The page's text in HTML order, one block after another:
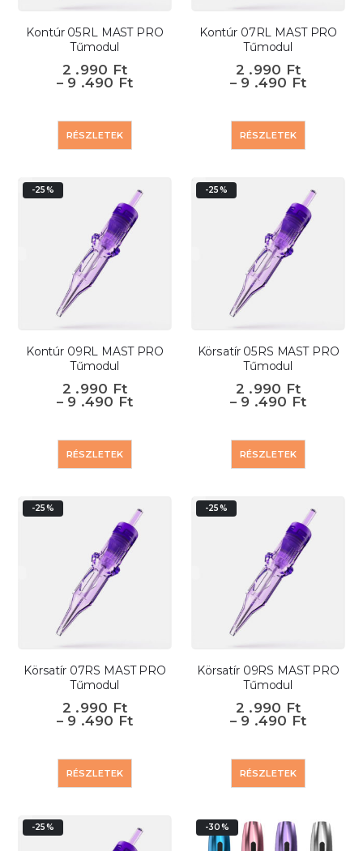
Kontúr 05RL MAST PRO
Tűmodul
2 .990 Ft
– 9 .490 Ft
RÉSZLETEK
Kontúr 07RL MAST PRO
Tűmodul
2 .990 Ft
– 9 .490 Ft
RÉSZLETEK
-25%
Kontúr 09RL MAST PRO
Tűmodul
2 .990 Ft
– 9 .490 Ft
RÉSZLETEK
-25%
Körsatír 05RS MAST PRO
Tűmodul
2 .990 Ft
– 9 .490 Ft
RÉSZLETEK
-25%
Körsatír 07RS MAST PRO
Tűmodul
2 .990 Ft
– 9 .490 Ft
RÉSZLETEK
-25%
Körsatír 09RS MAST PRO
Tűmodul
2 .990 Ft
– 9 .490 Ft
RÉSZLETEK
-25% -30%